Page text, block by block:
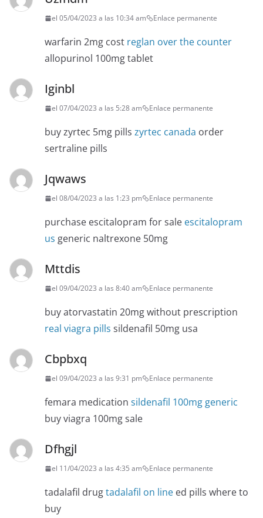
el 05/04/2023 a las 10:34 am Enlace permanente
warfarin 2mg cost reglan over the counter
allopurinol 100mg tablet
Iginbl
el 07/04/2023 a las 5:28 am Enlace permanente
buy zyrtec 5mg pills zyrtec canada order
sertraline pills
Jqwaws
el 08/04/2023 a las 1:23 pm Enlace permanente
purchase escitalopram for sale escitalopram
us generic naltrexone 50mg
Mttdis
el 09/04/2023 a las 8:40 am Enlace permanente
buy atorvastatin 20mg without prescription
real viagra pills sildenafil 50mg usa
Cbpbxq
el 09/04/2023 a las 9:31 pm Enlace permanente
femara medication sildenafil 100mg generic
buy viagra 100mg sale
Dfhgjl
el 11/04/2023 a las 4:35 am Enlace permanente
tadalafil drugtadalafil on line ed pills where to
buy